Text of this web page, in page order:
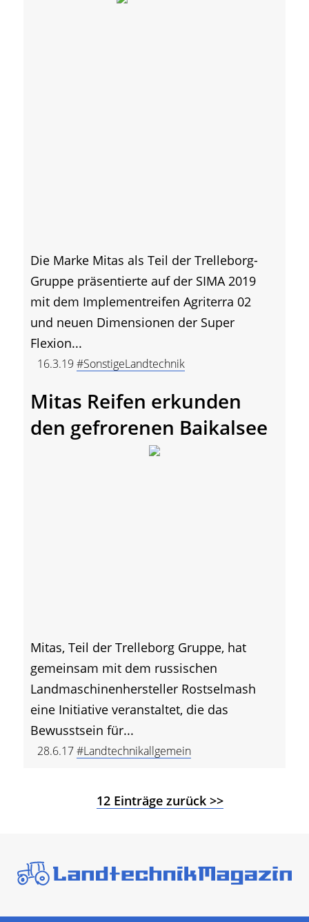
Die Marke Mitas als Teil der Trelleborg-
Gruppe präsentierte auf der SIMA 2019
mit dem Implementreifen Agriterra 02
und neuen Dimensionen der Super
Flexion...
16.3.19 #SonstigeLandtechnik
Mitas Reifen erkunden
den gefrorenen Baikalsee
Mitas, Teil der Trelleborg Gruppe, hat
gemeinsam mit dem russischen
Landmaschinenhersteller Rostselmash
eine Initiative veranstaltet, die das
Bewusstsein für...
28.6.17#Landtechnikallgemein
12 Einträge zurück >>